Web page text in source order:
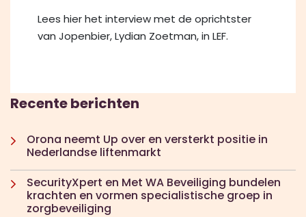
Lees hier het interview met de oprichtster
van Jopenbier, Lydian Zoetman, in LEF.
Recente berichten
Orona neemt Up over en versterkt positie in
Nederlandse liftenmarkt
SecurityXpert en Met WA Beveiliging bundelen
krachten en vormen specialistische groep in
zorgbeveiliging